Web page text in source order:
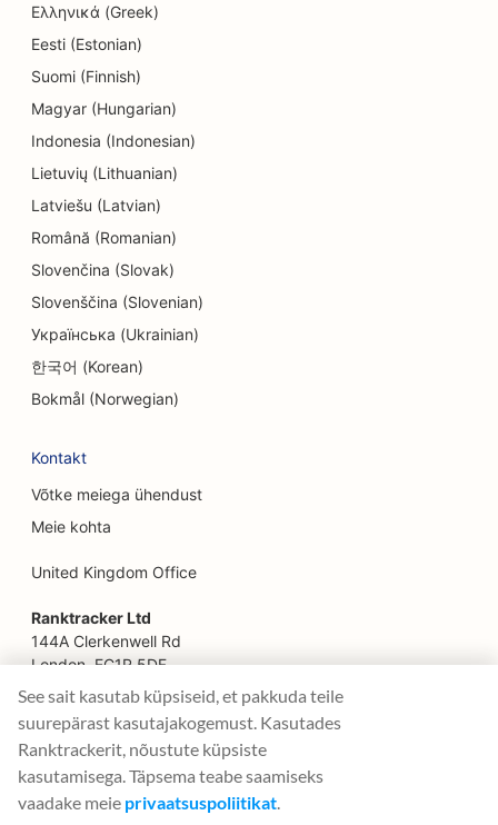
SEO elektroonikakauplustele
SEO inseneribüroodele
SEO endodontidele
SEO meelelahutuse ja vaba aja veetmise jaoks
SEO põgenemistubade jaoks
SEO põllumajandusettevõtetest toidukohti
pakkuvatele restoranidele
SEO Facelift teenuste jaoks
SEO finantsplaneerijatele
SEO kiirtoidurestoranidele
SEO finantsteenuste jaoks
SEO Prantsuse kondiitritöökodadele
SEO toiduautodele
SEO mööblikaupluste jaoks
Ελληνικά (Greek)
Eesti (Estonian)
Suomi (Finnish)
Magyar (Hungarian)
Indonesia (Indonesian)
Lietuvių (Lithuanian)
Latviešu (Latvian)
Română (Romanian)
Slovenčina (Slovak)
Slovenščina (Slovenian)
Українська (Ukrainian)
한국어 (Korean)
Bokmål (Norwegian)
Kontakt
Võtke meiega ühendust
Meie kohta
United Kingdom Office
Ranktracker Ltd
144A Clerkenwell Rd
London, EC1R 5DF
Company No: 08820809
felix@ranktracker.com
2015 - 2026© Ranktracker. All Rights Reserved.
See sait kasutab küpsiseid, et pakkuda teile
suurepärast kasutajakogemust. Kasutades
Ranktrackerit, nõustute küpsiste
kasutamisega. Täpsema teabe saamiseks
vaadake meie privaatsuspoliitikat.